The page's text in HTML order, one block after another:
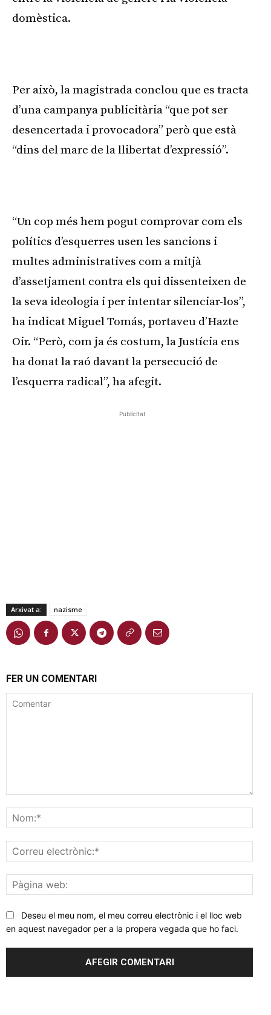
domèstica.
Per això, la magistrada conclou que es tracta
d’una campanya publicitària “que pot ser
desencertada i provocadora” però que està
“dins del marc de la llibertat d’expressió”.
“Un cop més hem pogut comprovar com els
polítics d’esquerres usen les sancions i
multes administratives com a mitjà
d’assetjament contra els qui dissenteixen de
la seva ideologia i per intentar silenciar-los”,
ha indicat Miguel Tomás, portaveu d’Hazte
Oir. “Però, com ja és costum, la Justícia ens
ha donat la raó davant la persecució de
l’esquerra radical”, ha afegit.
Publicitat
Arxivat a: nazisme
FER UN COMENTARI
web:
Deseu el meu nom, el meu correu electrònic i el lloc web
en aquest navegador per a la propera vegada que ho faci.